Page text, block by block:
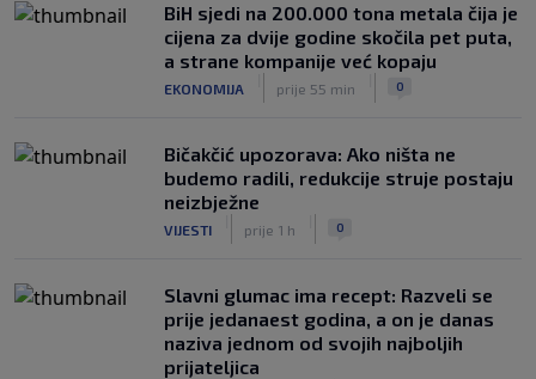
BiH sjedi na 200.000 tona metala čija je
cijena za dvije godine skočila pet puta,
a strane kompanije već kopaju
EKONOMIJA prije 55 min 0
Bičakčić upozorava: Ako ništa ne
budemo radili, redukcije struje postaju
neizbježne
VIJESTI prije 1 h 0
Slavni glumac ima recept: Razveli se
prije jedanaest godina, a on je danas
naziva jednom od svojih najboljih
prijateljica